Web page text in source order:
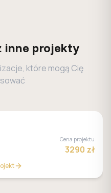
inne projekty
które mogą Cię
Cena projektu
3290 zł